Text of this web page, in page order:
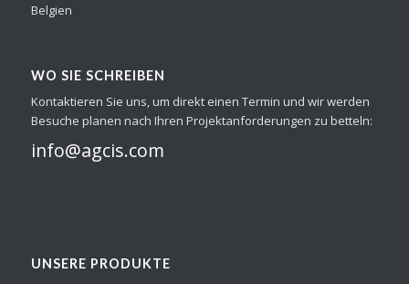
Belgien
WO SIE SCHREIBEN
Kontaktieren Sie uns, um direkt einen Termin und wir werden
Besuche planen nach Ihren Projektanforderungen zu betteln:
info@agcis.com
UNSERE PRODUKTE